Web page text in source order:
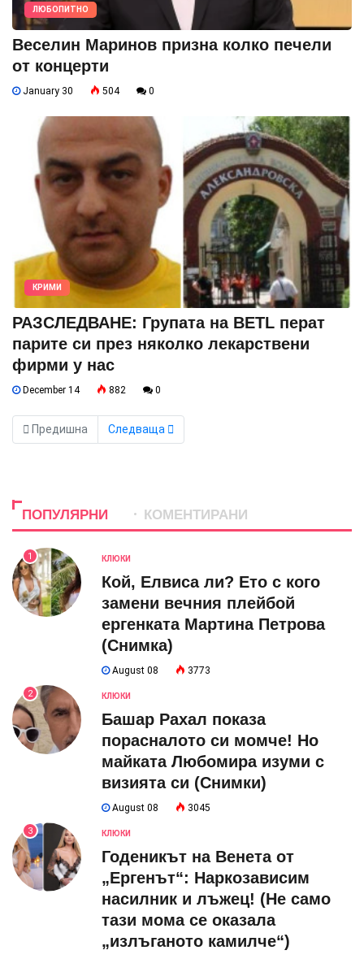
ЛЮБОПИТНО
Веселин Маринов призна колко печели
от концерти
January 30 504 0
КРИМИ
РАЗСЛЕДВАНЕ: Групата на BETL перат
парите си през няколко лекарствени
фирми у нас
December 14 882 0
Предишна Следваща
ПОПУЛЯРНИ КОМЕНТИРАНИ
1 КЛЮКИ
Кой, Елвиса ли? Ето с кого
замени вечния плейбой
ергенката Мартина Петрова
(Снимка)
August 08 3773
2 КЛЮКИ
Башар Рахал показа
порасналото си момче! Но
майката Любомира изуми с
визията си (Снимки)
August 08 3045
3 КЛЮКИ
Годеникът на Венета от
„Ергенът“: Наркозависим
насилник и лъжец! (Не само
тази мома се оказала
„излъганото камилче“)